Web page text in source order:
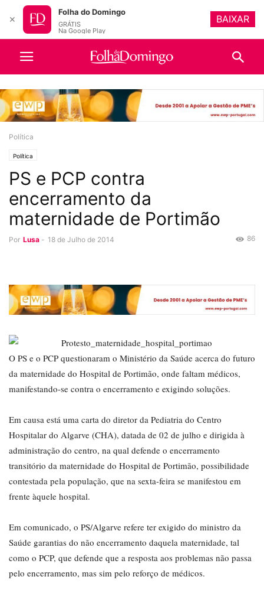
Política
Política
PS e PCP contra
encerramento da
maternidade de Portimão
Por Lusa - 18 de Julho de 2014 86
O PS e o PCP questionaram o Ministério da Saúde acerca do futuro
da maternidade do Hospital de Portimão, onde faltam médicos,
manifestando-se contra o encerramento e exigindo soluções.
Em causa está uma carta do diretor da Pediatria do Centro
Hospitalar do Algarve (CHA), datada de 02 de julho e dirigida à
administração do centro, na qual defende o encerramento
transitório da maternidade do Hospital de Portimão, possibilidade
contestada pela população, que na sexta-feira se manifestou em
frente àquele hospital.
Em comunicado, o PS/Algarve refere ter exigido do ministro da
Saúde garantias do não encerramento daquela maternidade, tal
como o PCP, que defende que a resposta aos problemas não passa
pelo encerramento, mas sim pelo reforço de médicos.
✕
Folha do Domingo
GRÁTIS
Na Google Play
BAIXAR